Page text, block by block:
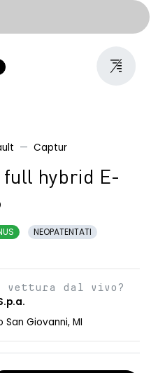
Captur
full hybrid E-
NEOPATENTATI
vettura dal vivo?
Giovanni, MI